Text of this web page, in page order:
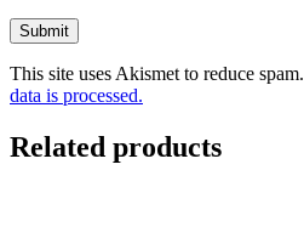
This site uses Akismet to reduce spam.
data is processed.
Related products